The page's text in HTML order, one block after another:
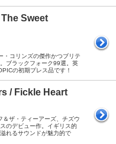
Sweet
・コリンズの傑作かつブリテ
ブラックフォーク99選。英
の初期プレス品です！
/ Fickle Heart
＆ザ・ティーアーズ、チズウ
のデビュー作。イギリス的
れるサウンドが魅力的で